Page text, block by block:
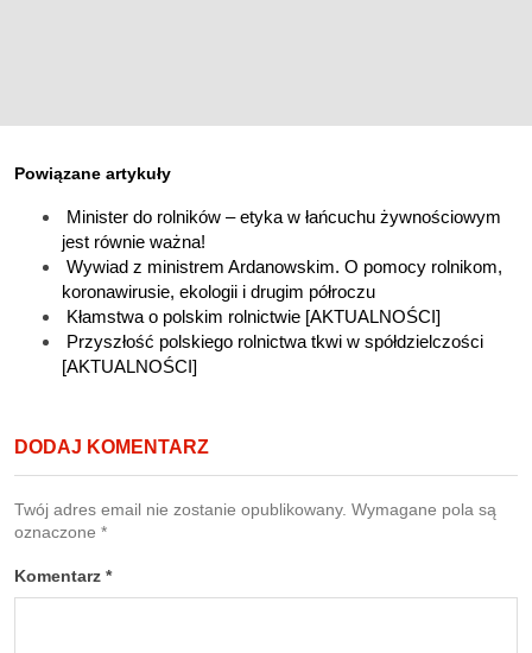
Powiązane artykuły
Minister do rolników – etyka w łańcuchu żywnościowym
jest równie ważna!
Wywiad z ministrem Ardanowskim. O pomocy rolnikom,
koronawirusie, ekologii i drugim półroczu
Kłamstwa o polskim rolnictwie [AKTUALNOŚCI]
Przyszłość polskiego rolnictwa tkwi w spółdzielczości
[AKTUALNOŚCI]
DODAJ KOMENTARZ
Twój adres email nie zostanie opublikowany. Wymagane pola są
oznaczone *
Komentarz *